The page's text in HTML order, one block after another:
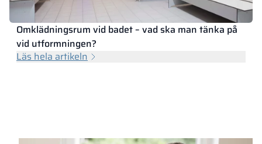
Omklädningsrum vid badet – vad ska man tänka på
vid utformningen?
Läs hela artikeln